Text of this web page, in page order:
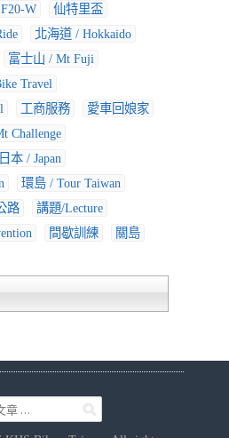
F20-W
仙特里盃
北海道 / Hokkaido
富士山 / Mt Fuji
Travel
工商服務
愛車回娘家
Challenge
日本 / Japan
環島 / Tour Taiwan
路
講題/Lecture
間歇訓練 關島